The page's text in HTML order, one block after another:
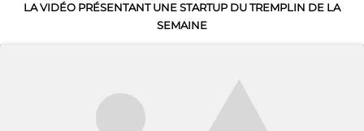
LA VIDÉO PRÉSENTANT UNE STARTUP DU TREMPLIN DE LA
SEMAINE